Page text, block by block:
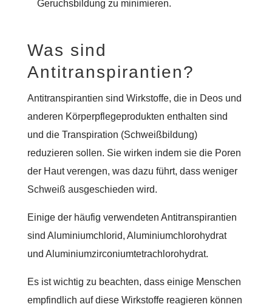
Geruchsbildung zu minimieren.
Was sind
Antitranspirantien?
Antitranspirantien sind Wirkstoffe, die in Deos und
anderen Körperpflegeprodukten enthalten sind
und die Transpiration (Schweißbildung)
reduzieren sollen. Sie wirken indem sie die Poren
der Haut verengen, was dazu führt, dass weniger
Schweiß ausgeschieden wird.
Einige der häufig verwendeten Antitranspirantien
sind Aluminiumchlorid, Aluminiumchlorohydrat
und Aluminiumzirconiumtetrachlorohydrat.
Es ist wichtig zu beachten, dass einige Menschen
empfindlich auf diese Wirkstoffe reagieren können